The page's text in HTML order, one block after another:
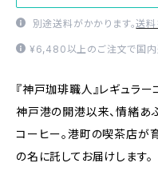
別途送料がかかります。送料
¥6,480以上のご注文で国内
『神戸珈琲職人』レギュラ
神戸港の開港以来、情緒あ
コーヒー。港町の喫茶店が
の名に託してお届けします。